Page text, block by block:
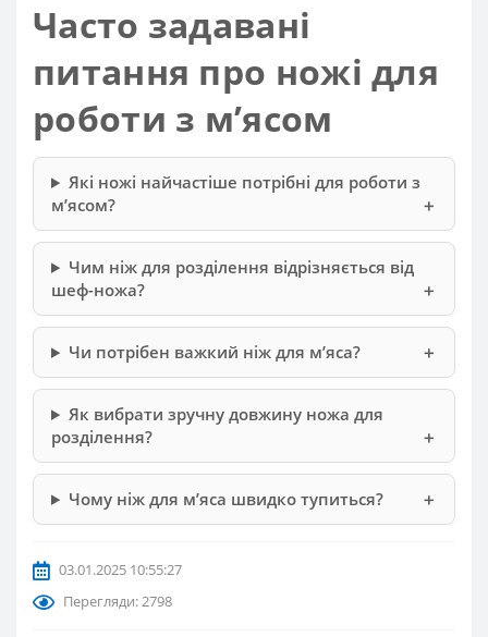
Часто задавані
питання про ножі для
роботи з м’ясом
Які ножі найчастіше потрібні для роботи з
м’ясом?
Чим ніж для розділення відрізняється від
шеф-ножа?
Чи потрібен важкий ніж для м’яса?
Як вибрати зручну довжину ножа для
розділення?
Чому ніж для м’яса швидко тупиться?
03.01.2025 10:55:27
Перегляди: 2798